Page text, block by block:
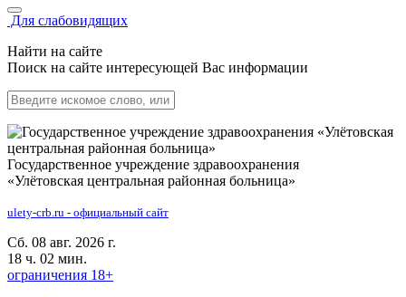
Для слабовидящих
Найти на сайте
Поиск на сайте интересующей Вас информации
Государственное учреждение здравоохранения
«Улётовская центральная районная больница»
ulety-crb.ru - официальный сайт
Сб. 08 авг. 2026 г.
18 ч. 02 мин.
ограничения 18+